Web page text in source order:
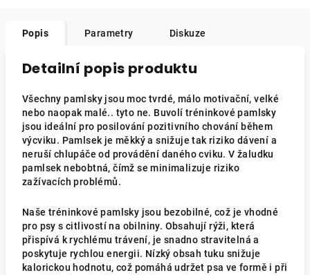
Popis Parametry Diskuze
Detailní popis produktu
Všechny pamlsky jsou moc tvrdé, málo motivační, velké
nebo naopak malé.. tyto ne. Buvolí tréninkové pamlsky
jsou ideální pro posilování pozitivního chování během
výcviku. Pamlsek je měkký a snižuje tak riziko dávení a
neruší chlupáče od provádění daného cviku. V žaludku
pamlsek nebobtná, čímž se minimalizuje riziko
zažívacích problémů.
Naše tréninkové pamlsky jsou bezobilné, což je vhodné
pro psy s citlivostí na obilniny. Obsahují rýži, která
přispívá k rychlému trávení, je snadno stravitelná a
poskytuje rychlou energii. Nízký obsah tuku snižuje
kalorickou hodnotu, což pomáhá udržet psa ve formě i při